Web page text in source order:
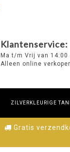
Klantenservice:
Ma t/m Vrij van 14:00
Alleen online
ZILVERKLEURIGE
Gratis